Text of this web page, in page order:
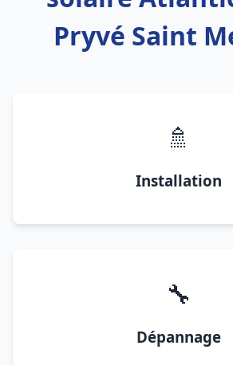
Pryvé Saint
🚿
Installation
🔧
Dépannage